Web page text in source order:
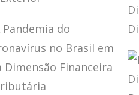
DE
POR
E
NO